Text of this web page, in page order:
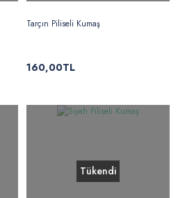
Tarçın Piliseli Kumaş
160,00TL
Tükendi